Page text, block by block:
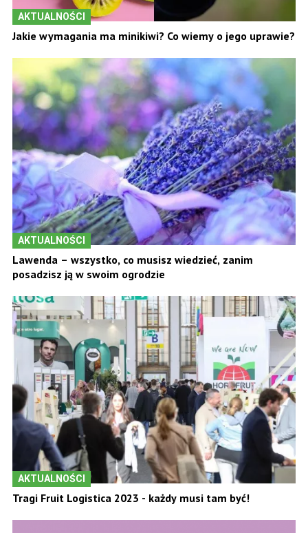
AKTUALNOŚCI
Jakie wymagania ma minikiwi? Co wiemy o jego uprawie?
AKTUALNOŚCI
Lawenda – wszystko, co musisz wiedzieć, zanim
posadzisz ją w swoim ogrodzie
AKTUALNOŚCI
Tragi Fruit Logistica 2023 - każdy musi tam być!